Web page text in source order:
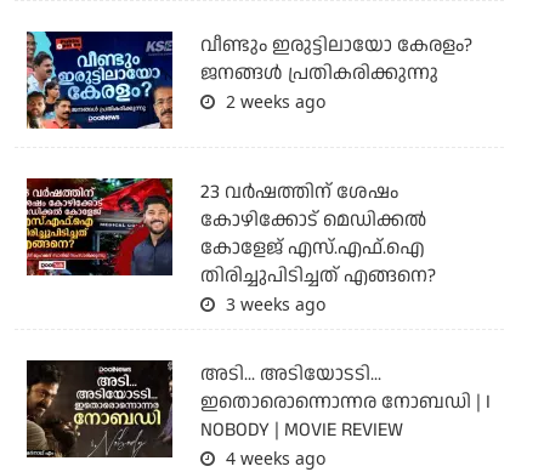
വീണ്ടും ഇരുട്ടിലായോ കേരളം?
ജനങ്ങൾ പ്രതികരിക്കുന്നു
2 weeks ago
23 വർഷത്തിന് ശേഷം
കോഴിക്കോട് മെഡിക്കൽ
കോളേജ് എസ്.എഫ്.ഐ
തിരിച്ചുപിടിച്ചത് എങ്ങനെ?
3 weeks ago
അടി... അടിയോടടി...
ഇതൊരൊന്നൊന്നര നോബഡി | I
NOBODY | MOVIE REVIEW
4 weeks ago